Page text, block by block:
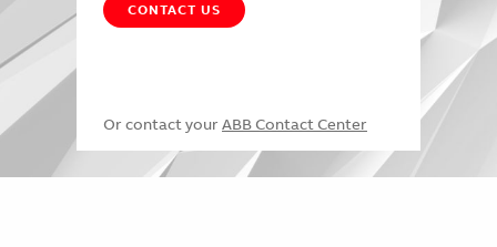
CONTACT US
Or contact your ABB Contact Center